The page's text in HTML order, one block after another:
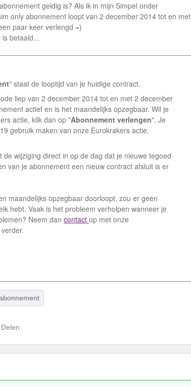
geldig is? Als ik in mijn Simpel onder
only abonnement loopt van 2 december 2014 tot en met
paar keer verlengd =)
betaald...
" staat de looptijd van je huidige contract.
liep van 2 december 2014 tot en met 2 december
actief en is het maandelijks opzegbaar. Wil je
actie, klik dan op "Abonnement verlengen". Je
gebruik maken van onze Eurokrakers actie.
wijziging direct in op de dag dat je nieuwe tegoed
van je abonnement een nieuw contract afsluit is er
maandelijks opzegbaar doorloopt, zou er geen
hebt. Vaak is het probleem verholpen wanneer je
Neem dan contact op met onze
Delen